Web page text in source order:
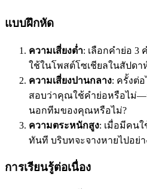
แบบฝึกหัด
ความเสี่ยงต่ำ: เลือกคำย่อ
ใช้ในโพสต์โซเชียลในสัปดา
ความเสี่ยงปานกลาง: ครั้งต่
สอบว่าคุณใช้คำย่อหรือไม่—
นอกทีมของคุณหรือไม่?
ความตระหนักสูง: เมื่อมีคน
ทันที บริบทจะจางหายไปอย่า
การเรียนรู้ต่อเนื่อง